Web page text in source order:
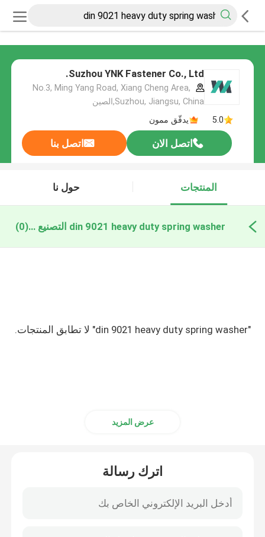
Suzhou YNK Fastener Co., Ltd.
No.3, Ming Yang Road, Xiang Cheng Area,
Suzhou, Jiangsu, China,الصين
5.0
يدقّق ممون
اتصل الان اتصل بنا
المنتجات حول نا
din 9021 heavy duty spring washer التصنيع عبر الإنترنت(0)
"din 9021 heavy duty spring washer" لا تطابق المنتجات.
عرض المزيد
اترك رسالة